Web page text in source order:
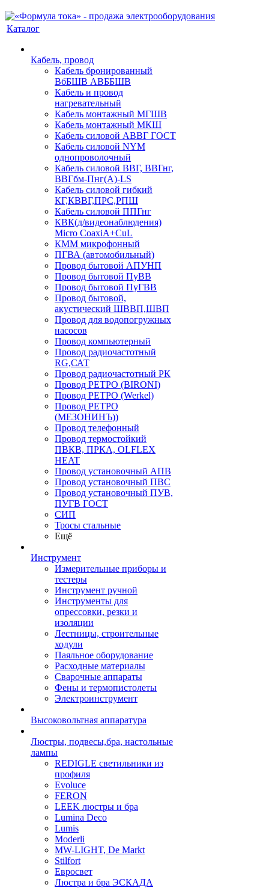
Каталог
Кабель, провод
Кабель бронированный
ВбБШВ АВББШВ
Кабель и провод
нагревательный
Кабель монтажный МГШВ
Кабель монтажный МКШ
Кабель силовой АВВГ ГОСТ
Кабель силовой NYM
однопроволочный
Кабель силовой ВВГ, ВВГнг,
ВВГбм-Пнг(А)-LS
Кабель силовой гибкий
КГ,КВВГ,ПРС,РПШ
Кабель силовой ППГнг
КВК(д/видеонаблюдения)
Micro CoaxiA+CuL
КММ микрофонный
ПГВА (автомобильный)
Провод бытовой АПУНП
Провод бытовой ПуВВ
Провод бытовой ПуГВВ
Провод бытовой,
акустический ШВВП,ШВП
Провод для водопогружных
насосов
Провод компьютерный
Провод радиочастотный
RG,САТ
Провод радиочастотный РК
Провод РЕТРО (BIRONI)
Провод РЕТРО (Werkel)
Провод РЕТРО
(МЕЗОНИНЪ))
Провод телефонный
Провод термостойкий
ПВКВ, ПРКА, OLFLEX
HEAT
Провод установочный АПВ
Провод установочный ПВС
Провод установочный ПУВ,
ПУГВ ГОСТ
СИП
Тросы стальные
Ещё
Инструмент
Измерительные приборы и
тестеры
Инструмент ручной
Инструменты для
опрессовки, резки и
изоляции
Лестницы, строительные
ходули
Паяльное оборудование
Расходные материалы
Сварочные аппараты
Фены и термопистолеты
Электроинструмент
Высоковольтная аппаратура
Люстры, подвесы,бра, настольные
лампы
REDIGLE светильники из
профиля
Evoluce
FERON
LEEK люстры и бра
Lumina Deco
Lumis
Moderli
MW-LIGHT, De Markt
Stilfort
Евросвет
Люстра и бра ЭСКАДА